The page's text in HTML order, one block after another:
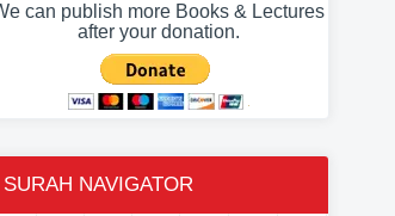
can publish more Books & Lectures
after your donation.
SURAH NAVIGATOR